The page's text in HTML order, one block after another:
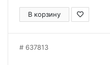
В корзину
637813